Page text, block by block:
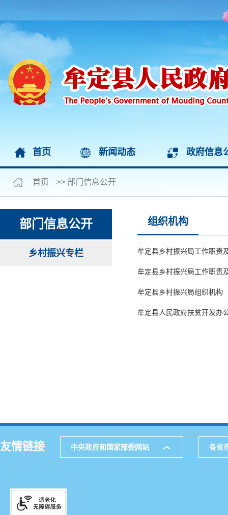
首页 新闻动态 政府信息
首页 >> 部门信息公开
部门信息公开
乡村振兴专栏
组织机构
牟定县乡村振兴局工作职责
牟定县乡村振兴局工作职责
牟定县乡村振兴局组织机构
牟定县人民政府扶贫开发办
友情链接 中央政府和国家部委网站 各省